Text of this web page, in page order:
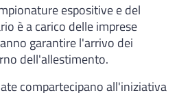
espositive e del
è a carico delle imprese
garantire l'arrivo dei
dell'allestimento.
compartecipano all'iniziativa